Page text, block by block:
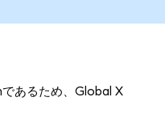
あるため、Global X